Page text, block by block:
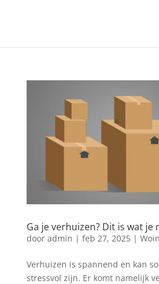
Ga je verhuizen? Dit is wat je
door admin | feb 27, 2025|
Verhuizen is spannend en kan
stressvol zijn. Er komt namelijk